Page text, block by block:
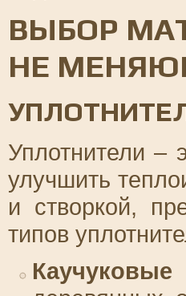
ВЫБОР
НЕ
Уплотнители –
улучшить
и створкой,
типов
Каучуковые